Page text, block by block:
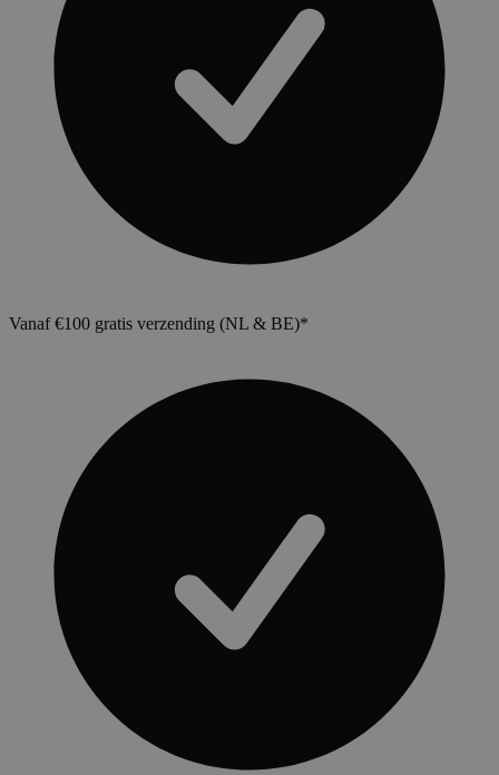
Vanaf €100 gratis verzending (NL & BE)*